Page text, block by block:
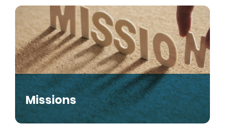
Missions